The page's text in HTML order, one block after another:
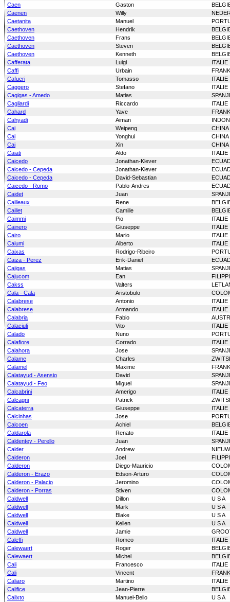
Caen
Gaston
Caenen
Willy
Caetanita
Manuel
Caethoven
Hendrik
Caethoven
Frans
Caethoven
Steven
Caethoven
Kenneth
Cafferata
Luigi
ITALIE
Caffi
Urbain
Cafueri
Tomasso
ITALIE
Caggero
Stefano
ITALIE
Cagigas - Amedo
Matias
Cagliardi
Riccardo
ITALIE
Cahard
Yave
Cahyadi
Aiman
Cai
Weipeng
CHINA
Cai
Yonghui
CHINA
Cai
Xin
CHINA
Caiati
Aldo
ITALIE
Caicedo
Jonathan-Klever
Caicedo - Cepeda
Jonathan-Klever
Caicedo - Cepeda
David-Sebastian
Caicedo - Romo
Pablo-Andres
Caidet
Juan
Cailleaux
Rene
Caillet
Camille
Caimmi
Pio
ITALIE
Cainero
Giuseppe
ITALIE
Cairo
Mario
ITALIE
Caiumi
Alberto
ITALIE
Caixas
Rodrigo-Ribeiro
Caiza - Perez
Erik-Daniel
Cajigas
Matias
Cajucom
Ean
Cakss
Valters
Cala - Cala
Aristobulo
Calabrese
Antonio
ITALIE
Calabrese
Armando
ITALIE
Calabria
Fabio
Calaciuli
Vito
ITALIE
Calado
Nuno
Calafiore
Corrado
ITALIE
Calahora
Jose
Calame
Charles
Calamel
Maxime
Calatayud - Asensio
David
Calatayud - Feo
Miguel
Calcabrini
Amerigo
ITALIE
Calcagni
Patrick
Calcaterra
Giuseppe
ITALIE
Calcinhas
Jose
Calcoen
Achiel
Caldarola
Renato
ITALIE
Caldentey - Perello
Juan
Calder
Andrew
Calderon
Joel
Calderon
Diego-Mauricio
Calderon - Erazo
Edson-Arturo
Calderon - Palacio
Jeromino
Calderon - Porras
Stiven
Caldwell
Dillon
U S A
Caldwell
Mark
U S A
Caldwell
Blake
U S A
Caldwell
Kellen
U S A
Caldwell
Jamie
Caleffi
Romeo
ITALIE
Calewaert
Roger
Calewaert
Michel
Cali
Francesco
ITALIE
Cali
Vincent
Caliaro
Martino
ITALIE
Califice
Jean-Pierre
Calixto
Manuel-Bello
U S A